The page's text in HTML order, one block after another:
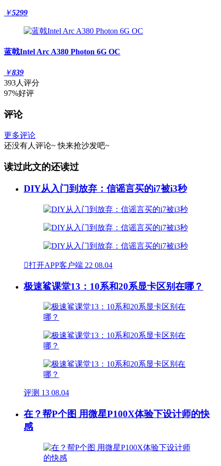
￥5299
蓝戟Intel Arc A380 Photon 6G OC
￥839
393人评分
97%好评
评论
更多评论
还没有人评论~ 快来抢沙发吧~
读过此文的还读过
DIY从入门到放弃：信谣言买的i7被i3秒
打开APP客户端 22 08.04
极速鲨课堂13：10系和20系显卡区别在哪？
评测 13 08.04
在？帮P个图 用微星P100X体验下设计师的快
感